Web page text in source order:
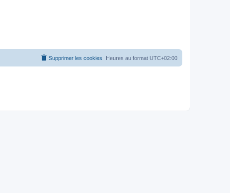
Heures au format UTC+02:00
Supprimer les cookies